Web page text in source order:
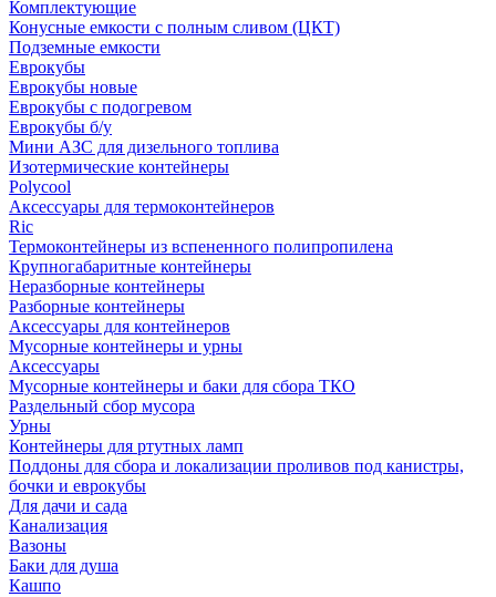
Комплектующие
Конусные емкости с полным сливом (ЦКТ)
Подземные емкости
Еврокубы
Еврокубы новые
Еврокубы с подогревом
Еврокубы б/у
Мини АЗС для дизельного топлива
Изотермические контейнеры
Polycool
Аксессуары для термоконтейнеров
Ric
Термоконтейнеры из вспененного полипропилена
Крупногабаритные контейнеры
Неразборные контейнеры
Разборные контейнеры
Аксессуары для контейнеров
Мусорные контейнеры и урны
Аксессуары
Мусорные контейнеры и баки для сбора ТКО
Раздельный сбор мусора
Урны
Контейнеры для ртутных ламп
Поддоны для сбора и локализации проливов под канистры,
бочки и еврокубы
Для дачи и сада
Канализация
Вазоны
Баки для душа
Кашпо